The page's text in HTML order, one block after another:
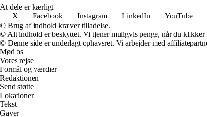
At dele er kærligt
X
Facebook Instagram LinkedIn YouTube
© Brug af indhold kræver tilladelse.
© Alt indhold er beskyttet. Vi tjener muligvis penge, når du klikker
© Denne side er underlagt ophavsret. Vi arbejder med
Mød os
Vores rejse
Formål og værdier
Redaktionen
Send støtte
Lokationer
Tekst
Gaver